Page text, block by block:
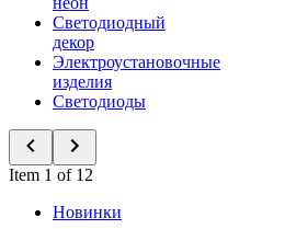
Светодиодный
декор
Электроустановочные
изделия
Светодиоды
Item 1 of 12
Новинки